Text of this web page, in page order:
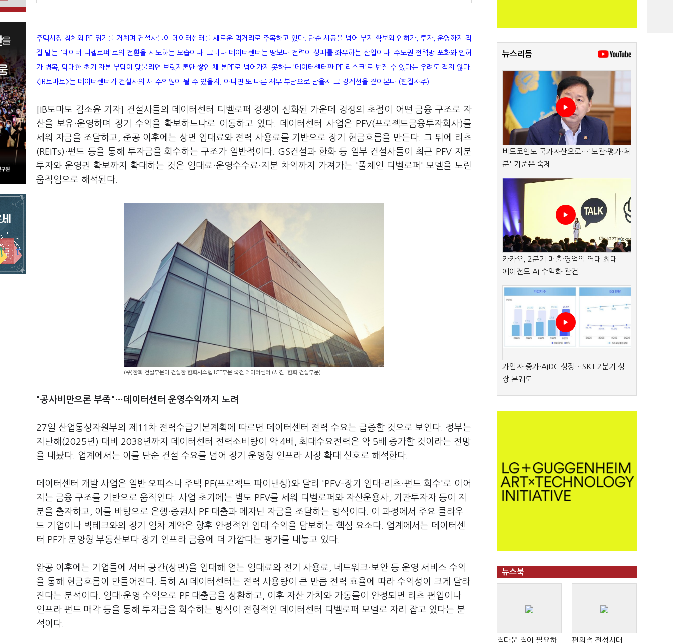
주택시장 침체와 PF 위기를 거치며 건설사들이 데이터센터를 새로운 먹거리로 주목하고 있다. 단순 시공을 넘어 부지 확보와 인허가, 투자, 운영까지 직
접 맡는 '데이터 디벨로퍼'로의 전환을 시도하는 모습이다. 그러나 데이터센터는 땅보다 전력이 성패를 좌우하는 산업이다. 수도권 전력망 포화와 인허
가 병목, 막대한 초기 자본 부담이 맞물리면 브릿지론만 쌓인 채 본PF로 넘어가지 못하는 '데이터센터판 PF 리스크'로 번질 수 있다는 우려도 적지 않다.
<IB토마토>는 데이터센터가 건설사의 새 수익원이 될 수 있을지, 아니면 또 다른 재무 부담으로 남을지 그 경계선을 짚어본다.(편집자주)
[IB토마토 김소윤 기자] 건설사들의 데이터센터 디벨로퍼 경쟁이 심화된 가운데 경쟁의 초점이 어떤 금융 구조로 자
산을 보유·운영하며 장기 수익을 확보하느냐로 이동하고 있다. 데이터센터 사업은 PFV(프로젝트금융투자회사)를
세워 자금을 조달하고, 준공 이후에는 상면 임대료와 전력 사용료를 기반으로 장기 현금흐름을 만든다. 그 뒤에 리츠
(REITs)·펀드 등을 통해 투자금을 회수하는 구조가 일반적이다. GS건설과 한화 등 일부 건설사들이 최근 PFV 지분
투자와 운영권 확보까지 확대하는 것은 임대료·운영수수료·지분 차익까지 가져가는 '풀체인 디벨로퍼' 모델을 노린
움직임으로 해석된다.
(주)한화 건설부문이 건설한 한화시스템 ICT부문 죽전 데이터센터 (사진=한화 건설부문)
"공사비만으론 부족"…데이터센터 운영수익까지 노려
27일 산업통상자원부의 제11차 전력수급기본계획에 따르면 데이터센터 전력 수요는 급증할 것으로 보인다. 정부는
지난해(2025년) 대비 2038년까지 데이터센터 전력소비량이 약 4배, 최대수요전력은 약 5배 증가할 것이라는 전망
을 내놨다. 업계에서는 이를 단순 건설 수요를 넘어 장기 운영형 인프라 시장 확대 신호로 해석한다.
데이터센터 개발 사업은 일반 오피스나 주택 PF(프로젝트 파이낸싱)와 달리 'PFV-장기 임대-리츠·펀드 회수'로 이어
지는 금융 구조를 기반으로 움직인다. 사업 초기에는 별도 PFV를 세워 디벨로퍼와 자산운용사, 기관투자자 등이 지
분을 출자하고, 이를 바탕으로 은행·증권사 PF 대출과 메자닌 자금을 조달하는 방식이다. 이 과정에서 주요 클라우
드 기업이나 빅테크와의 장기 임차 계약은 향후 안정적인 임대 수익을 담보하는 핵심 요소다. 업계에서는 데이터센
터 PF가 분양형 부동산보다 장기 인프라 금융에 더 가깝다는 평가를 내놓고 있다.
완공 이후에는 기업들에 서버 공간(상면)을 임대해 얻는 임대료와 전기 사용료, 네트워크·보안 등 운영 서비스 수익
을 통해 현금흐름이 만들어진다. 특히 AI 데이터센터는 전력 사용량이 큰 만큼 전력 효율에 따라 수익성이 크게 달라
진다는 분석이다. 임대·운영 수익으로 PF 대출금을 상환하고, 이후 자산 가치와 가동률이 안정되면 리츠 편입이나
인프라 펀드 매각 등을 통해 투자금을 회수하는 방식이 전형적인 데이터센터 디벨로퍼 모델로 자리 잡고 있다는 분
석이다.
뉴스리듬
비트코인도 국가자산으로…'보관·평가·처
분' 기준은 숙제
카카오, 2분기 매출·영업익 역대 최대…
에이전트 AI 수익화 관건
가입자 증가·AIDC 성장…SKT 2분기 성
장 본궤도
뉴스북
집다운 집이 필요하
편의점 전성시대